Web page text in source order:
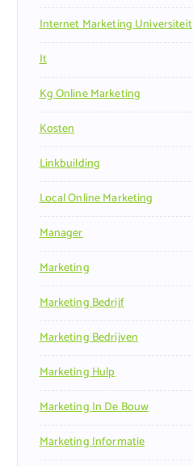
Internet Marketing Universiteit
It
Kg Online Marketing
Kosten
Linkbuilding
Local Online Marketing
Manager
Marketing
Marketing Bedrijf
Marketing Bedrijven
Marketing Hulp
Marketing In De Bouw
Marketing Informatie